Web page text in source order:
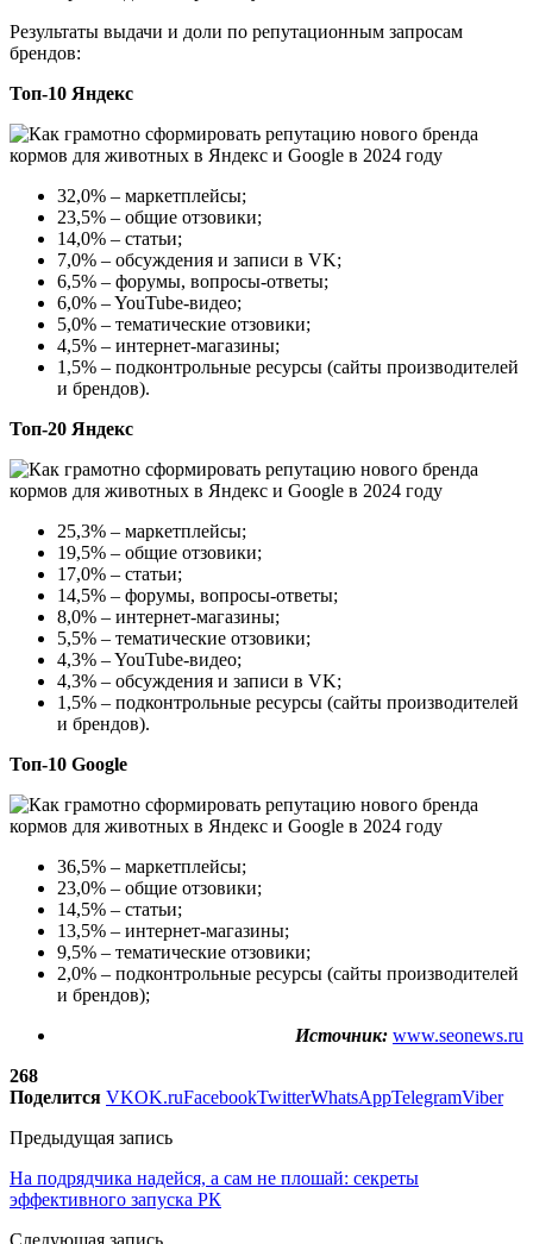
Результаты выдачи и доли по репутационным запросам
брендов:
Топ-10 Яндекс
32,0% – маркетплейсы;
23,5% – общие отзовики;
14,0% – статьи;
7,0% – обсуждения и записи в VK;
6,5% – форумы, вопросы-ответы;
6,0% – YouTube-видео;
5,0% – тематические отзовики;
4,5% – интернет-магазины;
1,5% – подконтрольные ресурсы (сайты производителей
и брендов).
Топ-20 Яндекс
25,3% – маркетплейсы;
19,5% – общие отзовики;
17,0% – статьи;
14,5% – форумы, вопросы-ответы;
8,0% – интернет-магазины;
5,5% – тематические отзовики;
4,3% – YouTube-видео;
4,3% – обсуждения и записи в VK;
1,5% – подконтрольные ресурсы (сайты производителей
и брендов).
Топ-10 Google
36,5% – маркетплейсы;
23,0% – общие отзовики;
14,5% – статьи;
13,5% – интернет-магазины;
9,5% – тематические отзовики;
2,0% – подконтрольные ресурсы (сайты производителей
и брендов);
Источник: www.seonews.ru
268
Поделится VKOK.ruFacebookTwitterWhatsAppTelegramViber
Предыдущая запись
На подрядчика надейся, а сам не плошай: секреты
эффективного запуска РК
Следующая запись